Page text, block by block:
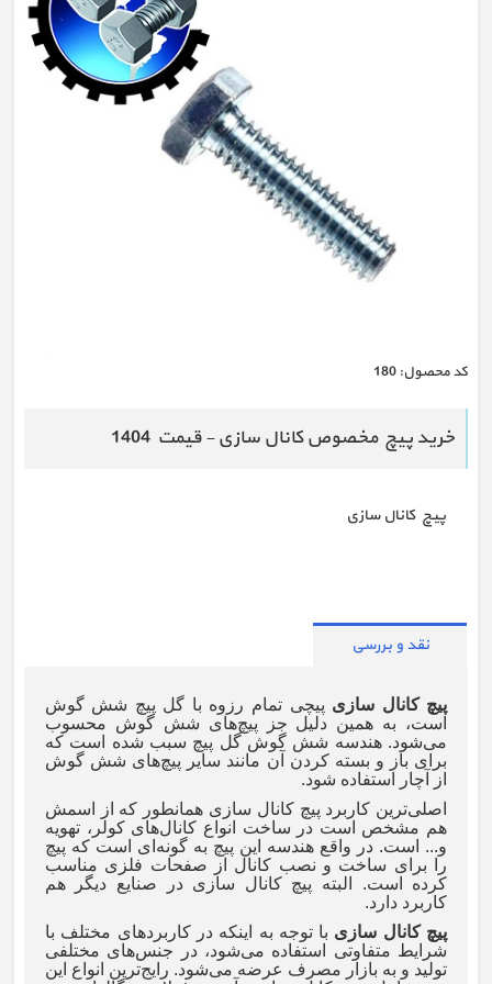
كد محصول: 180
خرید پیچ مخصوص کانال سازی - قیمت 1404
پیچ کانال سازی
نقد و بررسی
پیچ کانال سازی پیچی تمام رزوه با گل پیچ شش گوش
است، به همین دلیل جز پیچ‌های شش گوش محسوب
می‌شود. هندسه شش گوش گل پیچ سبب شده است که
برای باز و بسته کردن آن مانند سایر پیچ‌های شش گوش
از آچار استفاده شود.
اصلی‌ترین کاربرد پیچ کانال سازی همانطور که از اسمش
هم مشخص است در ساخت انواع کانال‌های کولر، تهویه
و... است. در واقع هندسه این پیچ به گونه‌ای است که پیچ
را برای ساخت و نصب کانال از صفحات فلزی مناسب
کرده است. البته پیچ کانال سازی در صنایع دیگر هم
کاربرد دارد.
پیچ کانال سازی با توجه به اینکه در کاربردهای مختلف با
شرایط متفاوتی استفاده می‌شود، در جنس‌های مختلفی
تولید و به بازار مصرف عرضه می‌شود. رایج‌ترین انواع این